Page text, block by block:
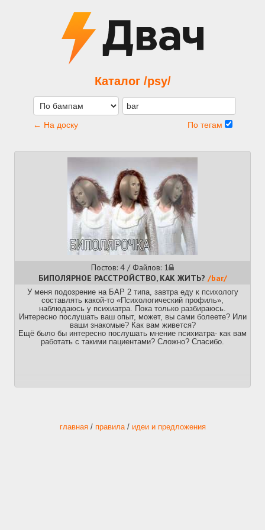
Каталог /psy/
← На доску По тегам
Постов: 4 / Файлов: 1
БИПОЛЯРНОЕ РАССТРОЙСТВО, КАК ЖИТЬ? /bar/
У меня подозрение на БАР 2 типа, завтра еду к психологу
составлять какой-то «Психологический профиль»,
наблюдаюсь у психиатра. Пока только разбираюсь.
Интересно послушать ваш опыт, может, вы сами болеете? Или
ваши знакомые? Как вам живется?
Ещё было бы интересно послушать мнение психиатра- как вам
работать с такими пациентами? Сложно? Спасибо.
главная/ правила/ идеи и предложения